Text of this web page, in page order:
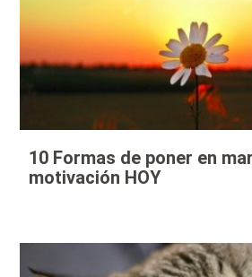
10 Formas de poner en
motivación HOY